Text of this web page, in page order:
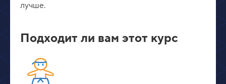
лучше.
Подходит ли вам этот курс